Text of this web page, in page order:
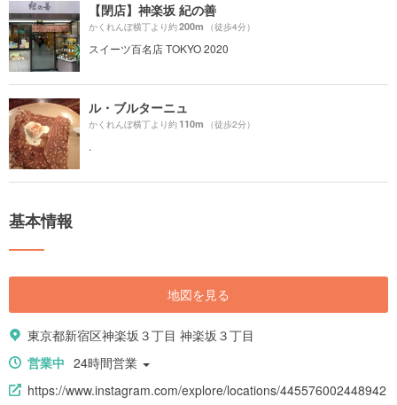
【閉店】神楽坂 紀の善
かくれんぼ横丁より約200m （徒歩4分）
スイーツ百名店 TOKYO 2020
ル・ブルターニュ
かくれんぼ横丁より約110m （徒歩2分）
.
基本情報
地図を見る
東京都新宿区神楽坂３丁目 神楽坂３丁目
営業中 24時間営業
https://www.instagram.com/explore/locations/445576002448942